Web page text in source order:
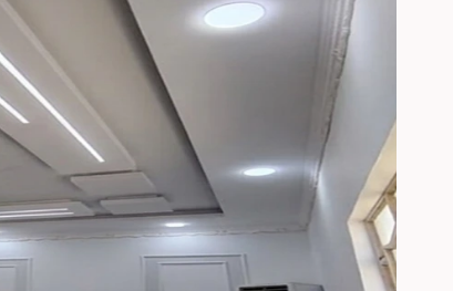
لديهم فريق عمل فنان ومحترف ،
يعطيهم الف عافية.
عبدالله الحجازي
ابحر الشمالية ، جدة